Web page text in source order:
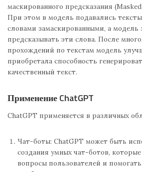
маскированного предсказания
При этом в модель подавались
словами замаскированными, а модель
предсказывать эти слова. После
прохождений по текстам модель
приобретала способность
качественный текст.
Применение ChatGPT
ChatGPT применяется в различных
Чат-боты: ChatGPT может быть
создания умных чат-ботов,
вопросы пользователей и